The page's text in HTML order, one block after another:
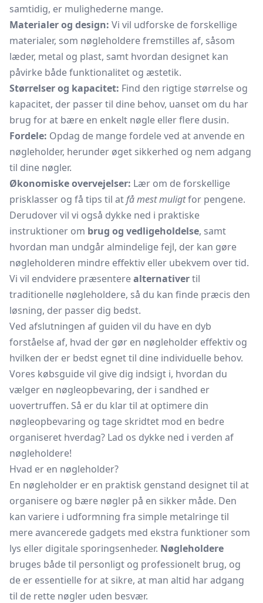
samtidig, er mulighederne mange.
Materialer og design: Vi vil udforske de forskellige
materialer, som nøgleholdere fremstilles af, såsom
læder, metal og plast, samt hvordan designet kan
påvirke både funktionalitet og æstetik.
Størrelser og kapacitet: Find den rigtige størrelse og
kapacitet, der passer til dine behov, uanset om du har
brug for at bære en enkelt nøgle eller flere dusin.
Fordele: Opdag de mange fordele ved at anvende en
nøgleholder, herunder øget sikkerhed og nem adgang
til dine nøgler.
Økonomiske overvejelser: Lær om de forskellige
prisklasser og få tips til atfå mest muligtfor pengene.
Derudover vil vi også dykke ned i praktiske
instruktioner om brug og vedligeholdelse, samt
hvordan man undgår almindelige fejl, der kan gøre
nøgleholderen mindre effektiv eller ubekvem over tid.
Vi vil endvidere præsenterealternativertil
traditionelle nøgleholdere, så du kan finde præcis den
løsning, der passer dig bedst.
Ved afslutningen af guiden vil du have en dyb
forståelse af, hvad der gør en nøgleholder effektiv og
hvilken der er bedst egnet til dine individuelle behov.
Vores købsguide vil give dig indsigt i, hvordan du
vælger en nøgleopbevaring, der i sandhed er
uovertruffen. Så er du klar til at optimere din
nøgleopbevaring og tage skridtet mod en bedre
organiseret hverdag? Lad os dykke ned i verden af
nøgleholdere!
Hvad er en nøgleholder?
En nøgleholder er en praktisk genstand designet til at
organisere og bære nøgler på en sikker måde. Den
kan variere i udformning fra simple metalringe til
mere avancerede gadgets med ekstra funktioner som
lys eller digitale sporingsenheder. Nøgleholdere
bruges både til personligt og professionelt brug, og
de er essentielle for at sikre, at man altid har adgang
til de rette nøgler uden besvær.